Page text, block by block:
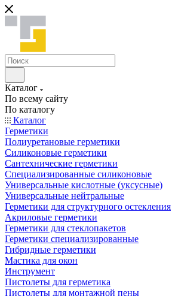
Каталог
По всему сайту
По каталогу
Каталог
Герметики
Полиуретановые герметики
Силиконовые герметики
Сантехнические герметики
Специализированные силиконовые
Универсальные кислотные (уксусные)
Универсальные нейтральные
Герметики для структурного остекления
Акриловые герметики
Герметики для стеклопакетов
Герметики специализированные
Гибридные герметики
Мастика для окон
Инструмент
Пистолеты для герметика
Пистолеты для монтажной пены